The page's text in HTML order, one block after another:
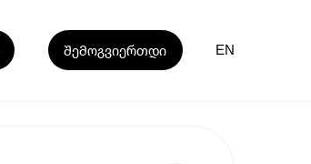
შემოგვიერთდი EN